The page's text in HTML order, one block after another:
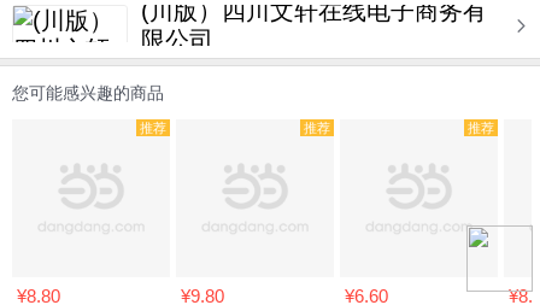
(川版）四川文轩在线电子商务有
限公司
您可能感兴趣的商品
推荐
¥8.80
推荐
¥9.80
推荐
¥6.60